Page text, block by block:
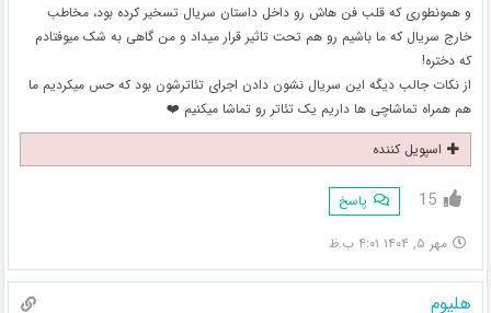
و همونطوری که قلب فن هاش رو داخل داستان سریال تسخیر کرده بود، مخاطب
خارج سریال که ما باشیم رو هم تحت تاثیر قرار میداد و من گاهی به شک میوفتادم
که دختره!
از نکات جالب دیگه این سریال نشون دادن اجرای تئاترشون بود که حس میکردیم ما
هم همراه تماشاچی ها داریم یک تئاتر رو تماشا میکنیم ❤️
اسپویل کننده
15 پاسخ
مهر ۵, ۱۴۰۴ ۴:۰۱ ب.ظ
هلیوم